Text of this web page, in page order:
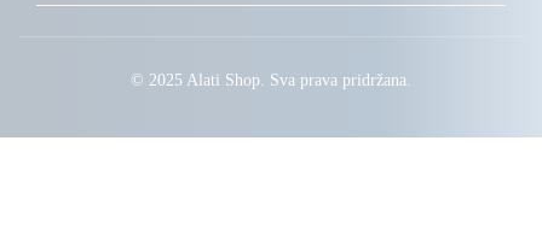
© 2025 Alati Shop. Sva prava pridržana.